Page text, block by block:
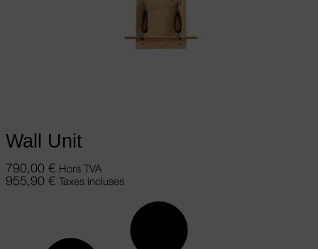
Wall Unit
790,00 € Hors TVA
955,90 € Taxes incluses